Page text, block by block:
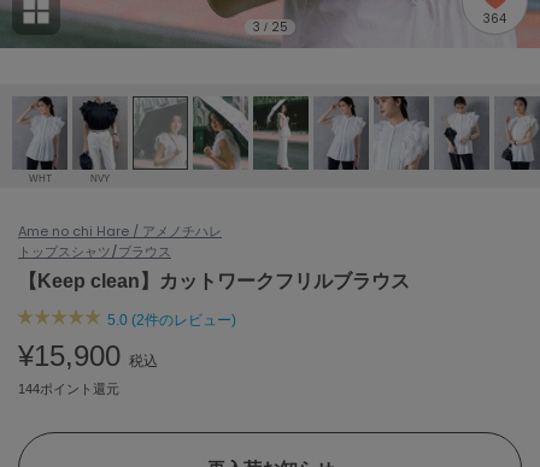
ョン雑貨 (858)
/ランジェリー (127)
ェア (119)
(124)
Ame no chi Hare
アメノチハレ
アモマ
ánuans
アニュアンス
アンヌーク
ASICS
Ballelite
BANDOLIER
3 / 25 364
WHT NVY
Ame no chi Hare / アメノチハレ
トップスシャツ/ブラウス
【Keep clean】カットワークフリルブラウス
5.0 (2件のレビュー)
¥15,900 税込
144ポイント還元